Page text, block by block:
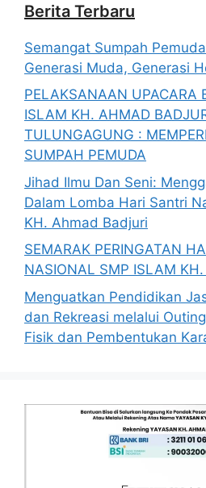
Berita Terbaru
Semangat Sumpah
Generasi Muda, Generasi
PELAKSANAAN UPACARA
ISLAM KH. AHMAD
TULUNGAGUNG :
SUMPAH PEMUDA
Jihad Ilmu Dan Seni:
Dalam Lomba Hari Santri
KH. Ahmad Badjuri
SEMARAK PERINGATAN
NASIONAL SMP ISLAM
Menguatkan Pendidikan
dan Rekreasi melalui
Fisik dan Pembentukan